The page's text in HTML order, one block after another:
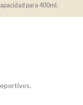
para 400ml.